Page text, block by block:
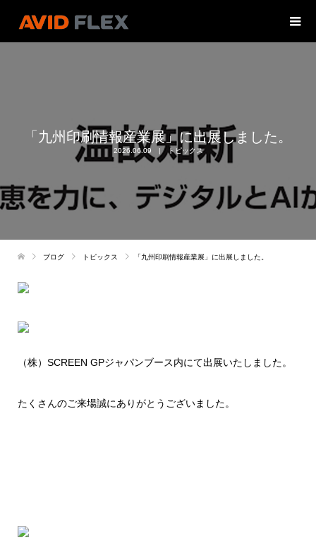
「九州印刷情報産業展」に出展しました。
2026.06.09 トピックス
ブログ トピックス 「九州印刷情報産業展」に出展しました。
（株）SCREEN GPジャパンブース内にて出展いたしました。
たくさんのご来場誠にありがとうございました。